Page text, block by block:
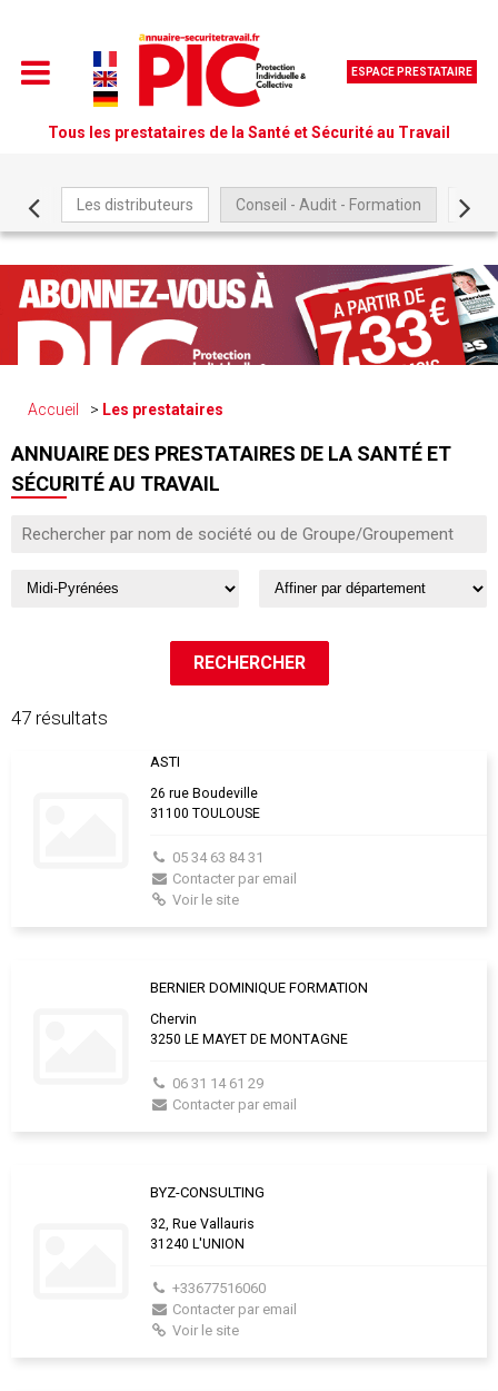
ESPACE PRESTATAIRE
Tous les prestataires de la Santé et Sécurité au Travail
Les distributeurs Conseil - Audit - Formation Être
Accueil Les prestataires
ANNUAIRE DES PRESTATAIRES DE LA SANTÉ ET
SÉCURITÉ AU TRAVAIL
47 résultats
ASTI
26 rue Boudeville
31100 TOULOUSE
05 34 63 84 31
Contacter par email
Voir le site
BERNIER DOMINIQUE FORMATION
Chervin
3250 LE MAYET DE MONTAGNE
06 31 14 61 29
Contacter par email
BYZ-CONSULTING
32, Rue Vallauris
31240 L'UNION
+33677516060
Contacter par email
Voir le site